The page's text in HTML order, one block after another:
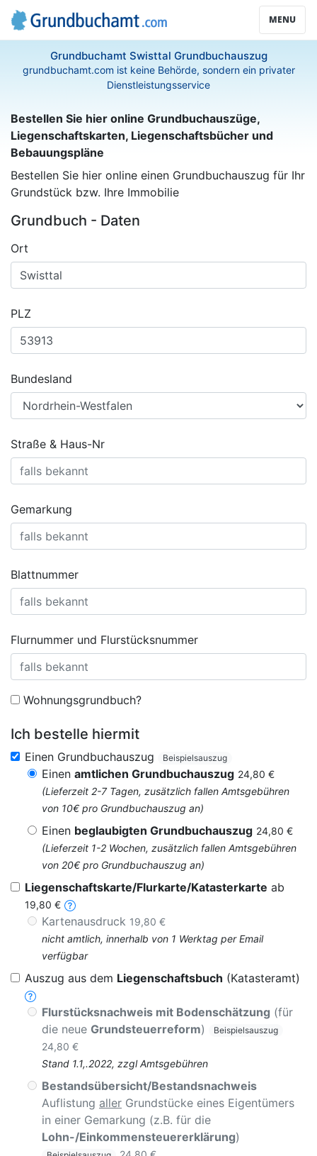
MENU
Grundbuchamt Swisttal Grundbuchauszug
grundbuchamt.com ist keine Behörde, sondern ein privater
Dienstleistungsservice
Bestellen Sie hier online Grundbuchauszüge,
Liegenschaftskarten, Liegenschaftsbücher und
Bebauungspläne
Bestellen Sie hier online einen Grundbuchauszug für Ihr
Grundstück bzw. Ihre Immobilie
Grundbuch - Daten
Ort
PLZ
Bundesland
Straße & Haus-Nr
Gemarkung
Blattnummer
Flurnummer und Flurstücksnummer
Wohnungsgrundbuch?
Ich bestelle hiermit
Einen Grundbuchauszug Beispielsauszug
Einen amtlichen Grundbuchauszug 24,80 €
(Lieferzeit 2-7 Tagen, zusätzlich fallen Amtsgebühren
von 10€ pro Grundbuchauszug an)
Einen beglaubigten Grundbuchauszug 24,80 €
(Lieferzeit 1-2 Wochen, zusätzlich fallen Amtsgebühren
von 20€ pro Grundbuchauszug an)
Liegenschaftskarte/Flurkarte/Katasterkarte ab
19,80 €
Kartenausdruck 19,80 €
nicht amtlich, innerhalb von 1 Werktag per Email
verfügbar
Auszug aus dem Liegenschaftsbuch (Katasteramt)
Flurstücksnachweis mit Bodenschätzung (für
die neue Grundsteuerreform) Beispielsauszug
24,80 €
Stand 1.1,.2022, zzgl Amtsgebühren
Bestandsübersicht/Bestandsnachweis
Auflistung aller Grundstücke eines Eigentümers
in einer Gemarkung (z.B. für die
Lohn-/Einkommensteuererklärung)